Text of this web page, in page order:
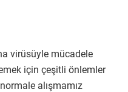
virüsüyle mücadele
için çeşitli önlemler
alışmamız